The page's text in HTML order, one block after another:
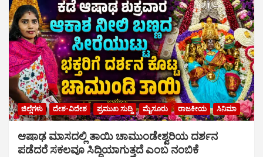
ಜಿಲ್ಲೆಗಳು ದೇಶ-ವಿದೇಶ ಪ್ರಮುಖ ಸುದ್ದಿ ಮೈಸೂರು ರಾಜಕೀಯ ಸಿನಿಮಾ
ಆಷಾಢ ಮಾಸದಲ್ಲಿ ತಾಯಿ ಚಾಮುಂಡೇಶ್ವರಿಯ ದರ್ಶನ
ಪಡೆದರೆ ಸಕಲವೂ ಸಿದ್ಧಿಯಾಗುತ್ತದೆ ಎಂಬ ನಂಬಿಕೆ